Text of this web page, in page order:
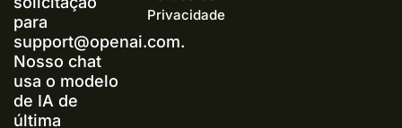
para
support@openai.com.
Nosso chat
usa o modelo
de IA de
última
Privacidade